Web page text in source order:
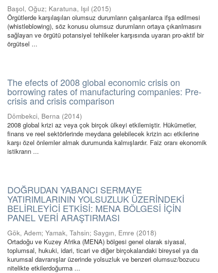
Başol, Oğuz; Karatuna, Işıl (2015)
Örgütlerde karşılaşılan olumsuz durumların çalışanlarca ifşa edilmesi
(whistleblowing), söz konusu olumsuz durumların ortaya çıkarılmasını
sağlayan ve örgütü potansiyel tehlikeler karşısında uyaran pro-aktif bir
örgütsel ...
The efects of 2008 global economic crisis on
borrowing rates of manufacturing companies: Pre-
crisis and crisis comparison
Dömbekci, Berna (2014)
2008 global krizi az veya çok birçok ülkeyi etkilemiştir. Hükümetler,
finans ve reel sektörlerinde meydana gelebilecek krizin acı etkilerine
karşı özel önlemler almak durumunda kalmışlardır. Faiz oranı ekonomik
istikrarın ...
DOĞRUDAN YABANCI SERMAYE
YATIRIMLARININ YOLSUZLUK ÜZERİNDEKİ
BELİRLEYİCİ ETKİSİ: MENA BÖLGESİ İÇİN
PANEL VERİ ARAŞTIRMASI
Gök, Adem; Yamak, Tahsin; Saygın, Emre (2018)
Ortadoğu ve Kuzey Afrika (MENA) bölgesi genel olarak siyasal,
toplumsal, hukuki, idari, ticari ve diğer birçokalandaki bireysel ya da
kurumsal davranışlar üzerinde yolsuzluk ve benzeri olumsuz/bozucu
nitelikte etkilerdoğurma ...